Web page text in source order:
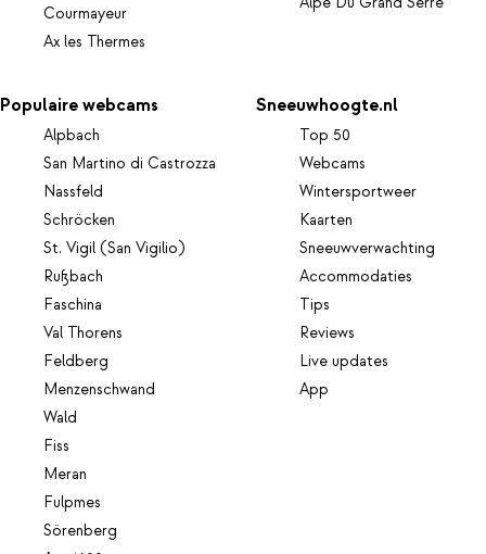
Courmayeur
Ax les Thermes
Populaire webcams
Alpbach
San Martino di Castrozza
Nassfeld
Schröcken
St. Vigil (San Vigilio)
Rußbach
Faschina
Val Thorens
Feldberg
Menzenschwand
Wald
Fiss
Meran
Fulpmes
Sörenberg
Sneeuwhoogte.nl
Top 50
Webcams
Wintersportweer
Kaarten
Sneeuwverwachting
Accommodaties
Tips
Reviews
Live updates
App